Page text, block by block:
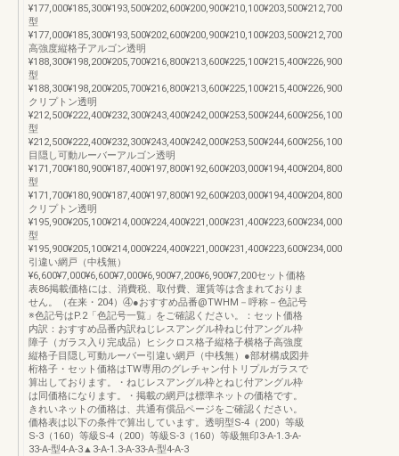
¥177,000¥185,300¥193,500¥202,600¥200,900¥210,100¥203,500¥212,700
型
¥177,000¥185,300¥193,500¥202,600¥200,900¥210,100¥203,500¥212,700
高強度縦格子アルゴン透明
¥188,300¥198,200¥205,700¥216,800¥213,600¥225,100¥215,400¥226,900
型
¥188,300¥198,200¥205,700¥216,800¥213,600¥225,100¥215,400¥226,900
クリプトン透明
¥212,500¥222,400¥232,300¥243,400¥242,000¥253,500¥244,600¥256,100
型
¥212,500¥222,400¥232,300¥243,400¥242,000¥253,500¥244,600¥256,100
目隠し可動ルーバーアルゴン透明
¥171,700¥180,900¥187,400¥197,800¥192,600¥203,000¥194,400¥204,800
型
¥171,700¥180,900¥187,400¥197,800¥192,600¥203,000¥194,400¥204,800
クリプトン透明
¥195,900¥205,100¥214,000¥224,400¥221,000¥231,400¥223,600¥234,000
型
¥195,900¥205,100¥214,000¥224,400¥221,000¥231,400¥223,600¥234,000
引違い網戸（中桟無）
¥6,600¥7,000¥6,600¥7,000¥6,900¥7,200¥6,900¥7,200セット価格
表86掲載価格には、消費税、取付費、運賃等は含まれておりま
せん。（在来・204）④●おすすめ品番@TWHM－呼称－色記号
※色記号はP.2「色記号一覧」をご確認ください。：セット価格
内訳：おすすめ品番内訳ねじレスアングル枠ねじ付アングル枠
障子（ガラス入り完成品）ヒシクロス格子縦格子横格子高強度
縦格子目隠し可動ルーバー引違い網戸（中桟無）●部材構成図井
桁格子・セット価格はTW専用のグレチャン付トリプルガラスで
算出しております。・ねじレスアングル枠とねじ付アングル枠
は同価格になります。・掲載の網戸は標準ネットの価格です。
きれいネットの価格は、共通有償品ページをご確認ください。
価格表は以下の条件で算出しています。透明型S-4（200）等級
S-3（160）等級S-4（200）等級S-3（160）等級無印3-A-1.3-A-
33-A-型4-A-3▲3-A-1.3-A-33-A-型4-A-3